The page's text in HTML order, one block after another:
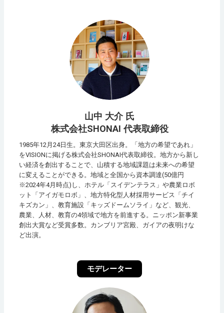
山中 大介 氏
株式会社SHONAI 代表取締役
1985年12月24日生。東京大田区出身。「地方の希望であれ」
をVISIONに掲げる株式会社SHONAI代表取締役。地方から新し
い経済を創出することで、山積する地域課題は未来への希望
に変えることができる。地域と全国から資本調達(50億円
※2024年4月時点)し、ホテル「スイデンテラス」や農業ロボ
ット「アイガモロボ」、地方特化型人材採用サービス「チイ
キズカン」、教育施設「キッズドームソライ」など、観光、
農業、人材、教育の4領域で地方を前進する。ニッポン新事業
創出大賞など受賞多数。カンブリア宮殿、ガイアの夜明けな
ど出演。
モデレーター